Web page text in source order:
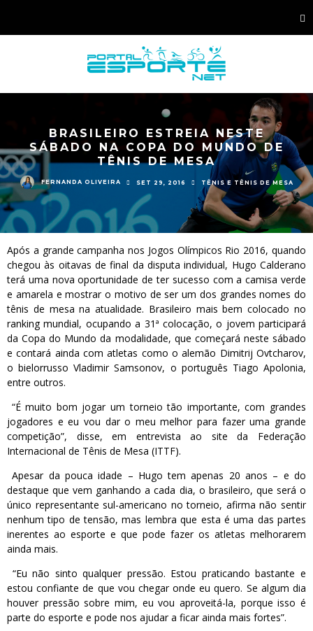
BRASILEIRO ESTREIA NESTE
SÁBADO NA COPA DO MUNDO DE
TÊNIS DE MESA
FERNANDA OLIVEIRA SET 29, 2016 TÊNIS E TÊNIS DE MESA
Após a grande campanha nos Jogos Olímpicos Rio 2016, quando
chegou às oitavas de final da disputa individual, Hugo Calderano
terá uma nova oportunidade de ter sucesso com a camisa verde
e amarela e mostrar o motivo de ser um dos grandes nomes do
tênis de mesa na atualidade. Brasileiro mais bem colocado no
ranking mundial, ocupando a 31ª colocação, o jovem participará
da Copa do Mundo da modalidade, que começará neste sábado
e contará ainda com atletas como o alemão Dimitrij Ovtcharov,
o bielorrusso Vladimir Samsonov, o português Tiago Apolonia,
entre outros.
“É muito bom jogar um torneio tão importante, com grandes
jogadores e eu vou dar o meu melhor para fazer uma grande
competição”, disse, em entrevista ao site da Federação
Internacional de Tênis de Mesa (ITTF).
Apesar da pouca idade – Hugo tem apenas 20 anos – e do
destaque que vem ganhando a cada dia, o brasileiro, que será o
único representante sul-americano no torneio, afirma não sentir
nenhum tipo de tensão, mas lembra que esta é uma das partes
inerentes ao esporte e que pode fazer os atletas melhorarem
ainda mais.
“Eu não sinto qualquer pressão. Estou praticando bastante e
estou confiante de que vou chegar onde eu quero. Se algum dia
houver pressão sobre mim, eu vou aproveitá-la, porque isso é
parte do esporte e pode nos ajudar a ficar ainda mais fortes”.